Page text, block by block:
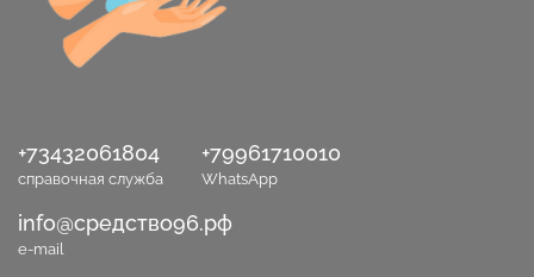
+73432061804
справочная служба
+79961710010
WhatsApp
info@средство96.рф
e-mail